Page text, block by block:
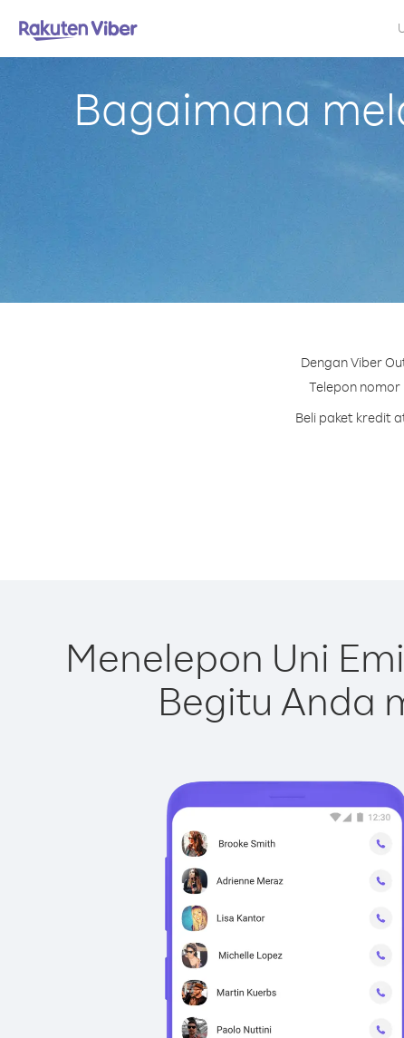
Bagaimana
Dengan Viber
Telepon nomor
Beli paket kredit
Menelepon Uni
Begitu Anda